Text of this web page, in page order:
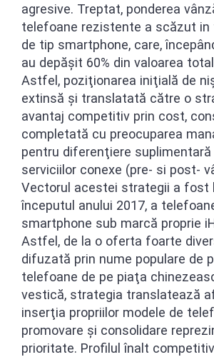
agresive. Treptat, ponderea
telefoane rezistente a scăzut in
de tip smartphone, care,
au depăşit 60% din valoarea
Astfel, poziţionarea iniţială de
extinsă şi translatată către o
avantaj competitiv prin cost,
completată cu preocuparea
pentru diferenţiere
serviciilor conexe (pre- si post-
Vectorul acestei strategii a fost
începutul anului 2017, a
smartphone sub marcă proprie
Astfel, de la o oferta foarte
difuzată prin nume populare de
telefoane de pe piaţa
vestică, strategia translatează
inserţia propriilor modele de
promovare şi consolidare
prioritate. Profilul înalt